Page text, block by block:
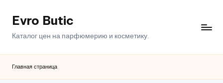
ПерейтиEvro Butic
Каталог цен на парфюмерию и косметику.
Главная страница